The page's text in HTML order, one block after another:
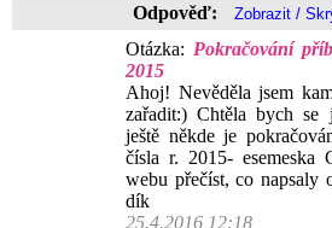
Odpověď:
Otázka: Pokračování
2015
Ahoj! Nevěděla jsem
zařadit:) Chtěla bych se
ještě někde je
čísla r. 2015- esemeska
webu přečíst, co napsaly
dík
25.4.2016 12:18